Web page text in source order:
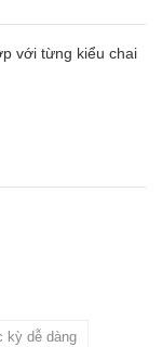
với từng kiểu chai
kỳ dễ dàng